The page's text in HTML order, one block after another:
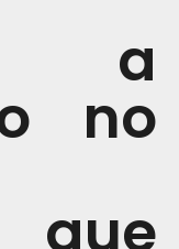
a
no
que